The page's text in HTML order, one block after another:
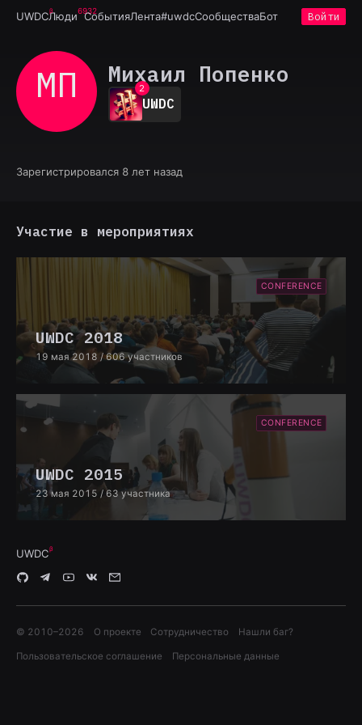
UWDCЛюди6932
СобытияЛента#uwdcСообществаБот Войти
МП Михаил Попенко
1
2
3
4
7
UWDC
Зарегистрировался 8 лет назад
Участие в мероприятиях
CONFERENCE
UWDC 2018
19 мая 2018 / 606 участников
CONFERENCE
UWDC 2015
23 мая 2015 / 63 участника
UWDC
© 2010–2026 О проекте Сотрудничество Нашли баг?
Пользовательское соглашение Персональные данные